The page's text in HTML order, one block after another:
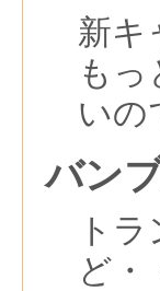
新キ
も
いの
バン
ト
ど